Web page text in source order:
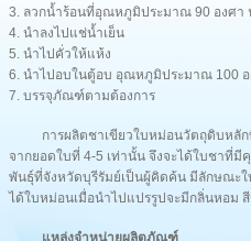
3. ลวกน้ำร้อนที่อุณหภูมิประมาณ 90 องศา
4. นำลงไปแช่น้ำเย็น
5. นำไปคั่วให้แห้ง
6. นำไปอบในตู้อบ อุณหภูมิประมาณ 100 อ
7. บรรจุภัณฑ์ตามต้องการ
การผลิตชาเขียวใบหม่อนวัตถุดิบหลั
จากยอดใบที่ 4-5 เท่านั้น จึงจะได้ใบชาที่
พันธุ์ที่จังหวัดบุรีรัมย์เป็นผู้คิดค้น มีลักษณะ
ได้ใบหม่อนเมื่อนำไปแปรรูปจะมีกลิ่นหอม
แหล่งจำหน่ายผลิตภัณฑ์